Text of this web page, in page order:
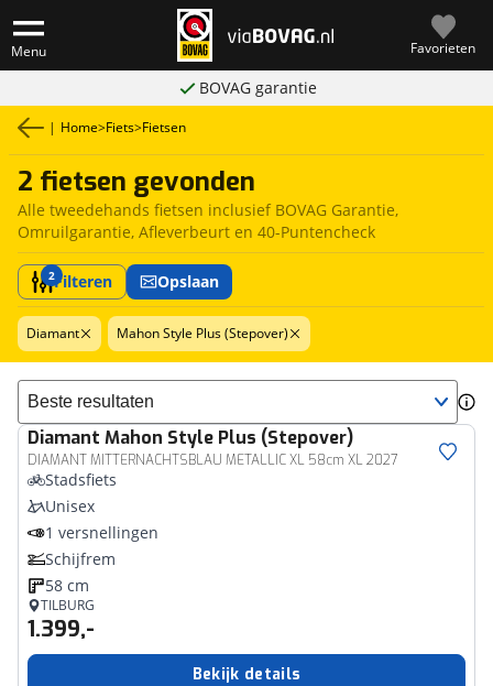
Menu Favorieten
BOVAG garantie
| Home>Fiets>Fietsen
2 fietsen gevonden
Alle tweedehands fietsen inclusief BOVAG Garantie,
Omruilgarantie, Afleverbeurt en 40-Puntencheck
2Filteren Opslaan
Diamant Mahon Style Plus (Stepover)
Sorteer resultaten
Diamant Mahon Style Plus (Stepover)
DIAMANT MITTERNACHTSBLAU METALLIC XL 58cm XL 2027
Stadsfiets
Unisex
1 versnellingen
Schijfrem
58 cm
TILBURG
1.399,-
Bekijk details